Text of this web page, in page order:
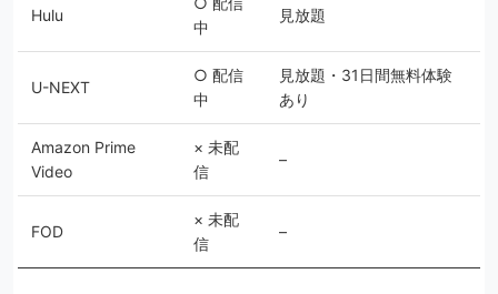
Hulu
中
見放題
U-NEXT
○ 配信
中
見放題・31日間無料体験
あり
Amazon Prime
Video
× 未配
信
–
FOD
× 未配
信
–